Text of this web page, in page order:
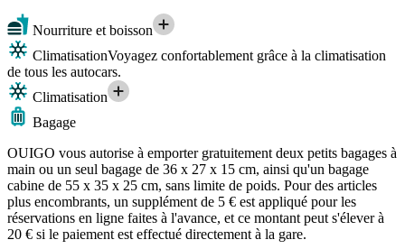
Nourriture et boisson
ClimatisationVoyagez confortablement grâce à la climatisation
de tous les autocars.
Climatisation
Bagage
OUIGO vous autorise à emporter gratuitement deux petits bagages à
main ou un seul bagage de 36 x 27 x 15 cm, ainsi qu'un bagage
cabine de 55 x 35 x 25 cm, sans limite de poids. Pour des articles
plus encombrants, un supplément de 5 € est appliqué pour les
réservations en ligne faites à l'avance, et ce montant peut s'élever à
20 € si le paiement est effectué directement à la gare.